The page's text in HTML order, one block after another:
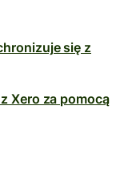
się z
Xero za pomocą